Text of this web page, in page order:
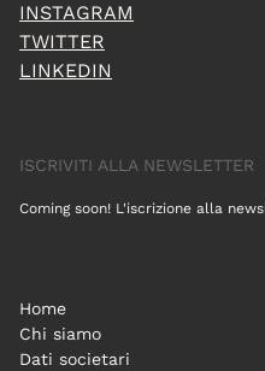
INSTAGRAM
TWITTER
LINKEDIN
ISCRIVITI ALLA NEWSLETTER
Coming soon! L'iscrizione alla
Home
Chi siamo
Dati societari